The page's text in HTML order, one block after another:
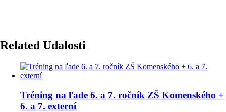
Related Udalosti
Tréning na ľade 6. a 7. ročník ZŠ Komenského +
6. a 7. externí